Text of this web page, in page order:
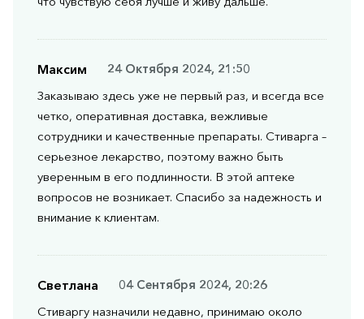
Максим
24 Октября 2024, 21:50
Заказываю здесь уже не первый раз, и всегда все
четко, оперативная доставка, вежливые
сотрудники и качественные препараты. Стиварга –
серьезное лекарство, поэтому важно быть
уверенным в его подлинности. В этой аптеке
вопросов не возникает. Спасибо за надежность и
внимание к клиентам.
Светлана
04 Сентября 2024, 20:26
Стиваргу назначили недавно, принимаю около